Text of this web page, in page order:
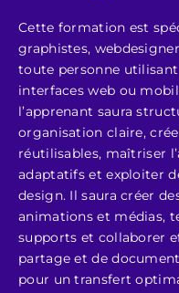
Cette formation est
graphistes,
toute personne
interfaces web ou
l’apprenant saura
organisation claire,
réutilisables, maîtriser
adaptatifs et exploiter
design. Il saura créer
animations et médias,
supports et collaborer
partage et de
pour un transfert